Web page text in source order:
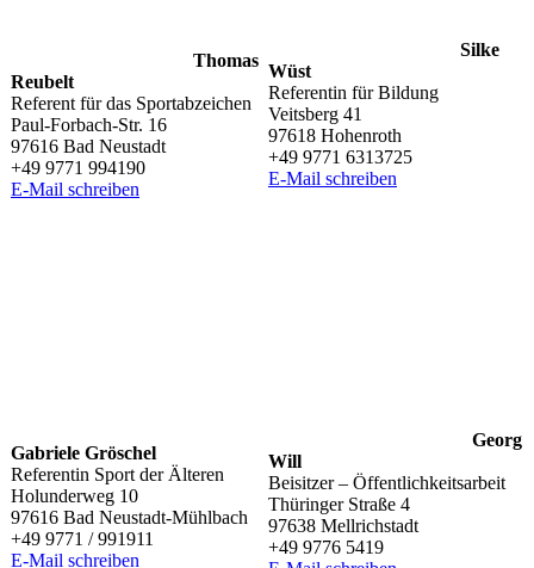
Thomas
Reubelt
Refe­rent für das Sportabzeichen
Paul-Forbach-Str. 16
97616 Bad Neustadt
+49 9771 994190
E‑Mail schrei­ben
Silke
Wüst
Refe­ren­tin für Bildung
Veits­berg 41
97618 Hohenroth
+49 9771 6313725
E‑Mail schrei­ben
Gabriele Gröschel
Refe­ren­tin Sport der Älteren
Holun­der­weg 10
97616 Bad Neustadt-Mühlbach
+49 9771 / 991911
E‑Mail schrei­ben
Georg
Will
Beisit­zer – Öffentlichkeitsarbeit
Thürin­ger Straße 4
97638 Mellrichstadt
+49 9776 5419